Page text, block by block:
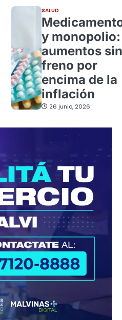
SALUD
y monopolio:
aumentos sin
freno por
encima de la
inflación
26 junio, 2026